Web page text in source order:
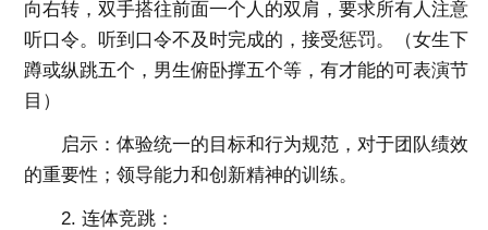
向右转，双手搭往前面一个人的双肩，要求所有人注意
听口令。听到口令不及时完成的，接受惩罚。（女生下
蹲或纵跳五个，男生俯卧撑五个等，有才能的可表演节
目）
启示：体验统一的目标和行为规范，对于团队绩效
的重要性；领导能力和创新精神的训练。
2. 连体竞跳：